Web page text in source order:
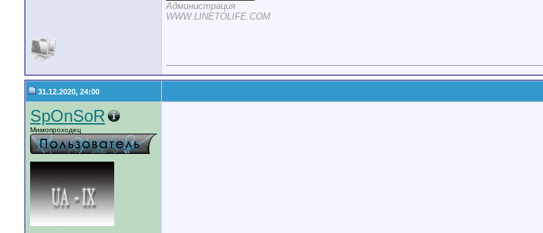
Администрация
WWW.LINETOLIFE.COM
31.12.2020, 24:00
SpOnSoR
Мимопроходец